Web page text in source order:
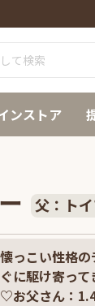
ンストア
父：ト
っこい性格
に駆け寄っ
お父さん：